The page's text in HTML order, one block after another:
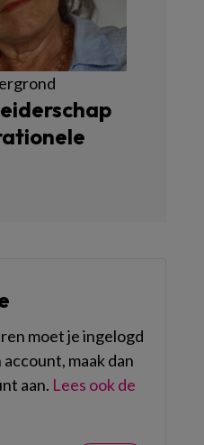
moet je ingelogd
maak dan
aan. Lees ook de